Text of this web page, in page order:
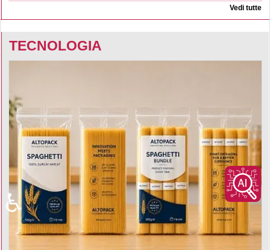
Vedi tutte
TECNOLOGIA